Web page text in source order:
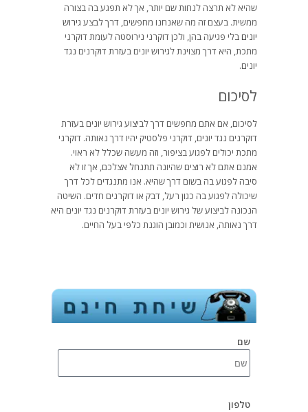
שהיא לא תרצה לנחות שם יותר, אך לא תפגע בה בצורה
ממשית. בעצם זה מה שאנחנו מחפשים, דרך לבצע גירוש
יוניםבלי פגיעה בהן, ולכן דוקרני נירוסטה לעומת דוקרני
מתכת, היא דרך מצוינת לגירוש יונים בעזרת דוקרנים נגד
יונים.
לסיכום
לסיכום, אם אתם מחפשים דרך לביצוע גירוש יונים בעזרת
דוקרנים נגד יונים, דוקרני פלסטיק יהיו דרך נאותה. דוקרני
מתכת יכולים לפגוע בציפור, וזה מעשה שכלל לא ראוי.
אמנם אתם לא רוצים שהיונה תתנחל אצלכם, אך זו לא
סיבה לפגוע בה בשום דרך שהיא. אנו מתנגדים לכל דרך
שיכולה לפגוע בה כגון רעל, דבק או דוקרנים חדים. השיטה
הנכונה לביצוע של גירוש יונים בעזרת דוקרנים נגד יונים היא
דרך נאותה, אנושית וכמובן הוגנת כלפי בעל החיים.
שם
טלפון